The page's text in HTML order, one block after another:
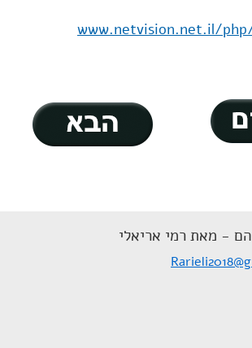
www.netvision.net.il/
- מאת רמי אריאלי